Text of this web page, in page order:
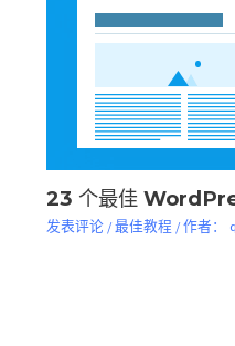
23 个最佳
发表评论 /最佳教程 / 作者：